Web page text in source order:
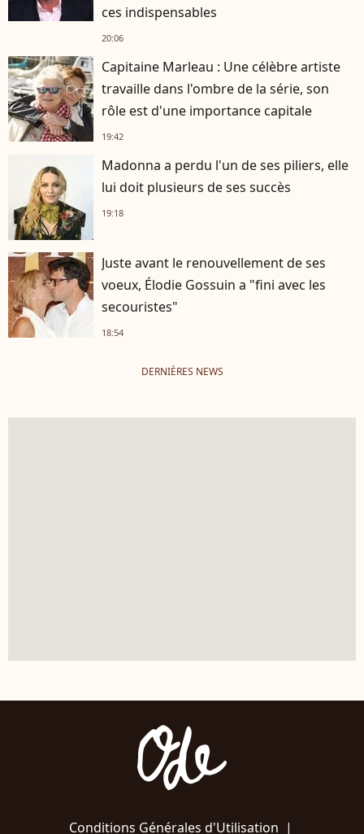
ces indispensables
20:06
Capitaine Marleau : Une célèbre artiste
travaille dans l'ombre de la série, son
rôle est d'une importance capitale
19:42
Madonna a perdu l'un de ses piliers, elle
lui doit plusieurs de ses succès
19:18
Juste avant le renouvellement de ses
voeux, Élodie Gossuin a "fini avec les
secouristes"
18:54
DERNIÈRES NEWS
Conditions Générales d'Utilisation |